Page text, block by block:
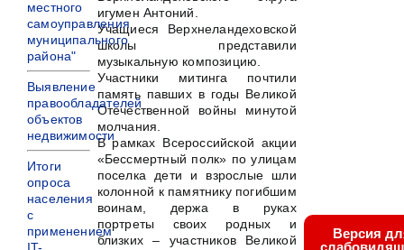
игумен Антоний.
Учащиеся Верхнеландеховской
школы представили
музыкальную композицию.
Участники митинга почтили
память павших в годы Великой
Отечественной войны минутой
молчания.
В рамках Всероссийской акции
«Бессмертный полк» по улицам
поселка дети и взрослые шли
колонной к памятнику погибшим
воинам, держа в руках
портреты своих родных и
близких – участников Великой
местного
самоуправления
муниципального
района"
Выявление
правообладателей
объектов
недвижимости
Итоги
опроса
населения
с
применением
Версия